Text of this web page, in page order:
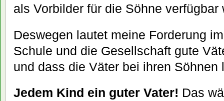
als Vorbilder für die Söhne verfügbar
Deswegen lautet meine Forderung
Schule und die Gesellschaft gute
und dass die Väter bei ihren Söhnen
Jedem Kind ein guter Vater! Das